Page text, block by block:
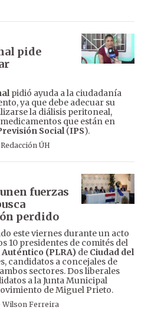
pide
pidió ayuda a la ciudadanía
ya que debe adecuar su
la diálisis peritoneal,
que están en
Social(IPS).
Redacción ÚH
fuerzas
perdido
este viernes durante un acto
10 presidentes de comités del
(PLRA) de Ciudad del
candidatos a concejales de
sectores. Dos liberales
a la Junta Municipal
de Miguel Prieto.
Wilson Ferreira